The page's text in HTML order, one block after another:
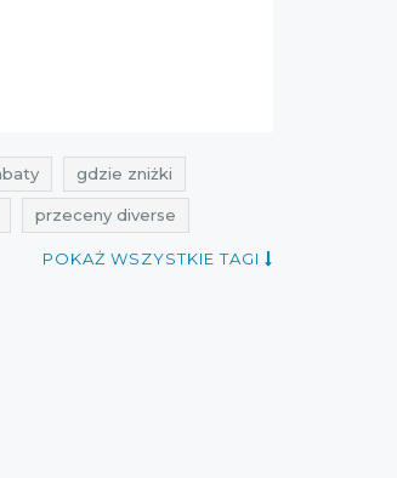
gdzie zniżki
przeceny diverse
listopad kurtki.
POKAŻ WSZYSTKIE TAGI